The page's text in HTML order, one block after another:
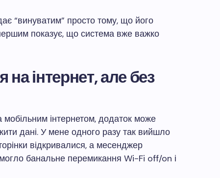
“винуватим” просто тому, що його
показує, що система вже важко
інтернет, але без
інтернетом, додаток може
дані. У мене одного разу так вийшло
відкривалися, а месенджер
банальне перемикання Wi-Fi off/on і